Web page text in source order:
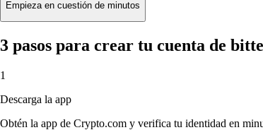
Empieza en cuestión de minutos
3 pasos para crear tu cuenta de
1
Descarga la app
Obtén la app de Crypto.com y verifica tu identidad en